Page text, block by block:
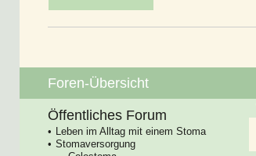
Foren-Übersicht
Öffentliches Forum
Leben im Alltag mit einem Stoma
Stomaversorgung